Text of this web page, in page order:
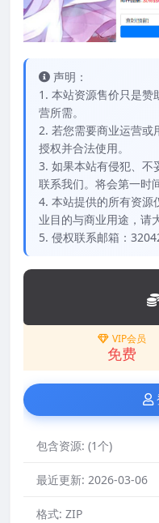
声明：
1. 本站资源售价只是赞
营所需。
2. 若您需要商业运营或
授权并合法使用。
3. 如果本站有侵犯、不
联系我们。将会第一时
4. 本站提供的所有资源
业目的与商业用途，请
5. 侵权联系邮箱：
VIP会员
免费
包含资源: (1个)
最近更新: 2026-03-06
格式: ZIP